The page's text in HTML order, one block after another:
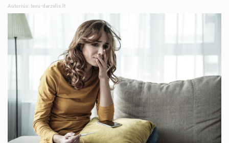
Autorius: tevu-darzelis.lt